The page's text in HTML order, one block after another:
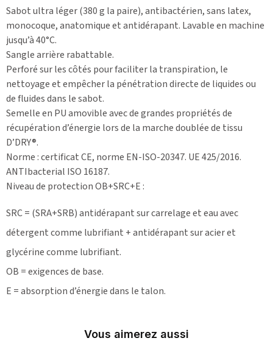
Sabot ultra léger (380 g la paire), antibactérien, sans latex,
monocoque, anatomique et antidérapant. Lavable en machine
jusqu’à 40°C.
Sangle arrière rabattable.
Perforé sur les côtés pour faciliter la transpiration, le
nettoyage et empêcher la pénétration directe de liquides ou
de fluides dans le sabot.
Semelle en PU amovible avec de grandes propriétés de
récupération d’énergie lors de la marche doublée de tissu
D’DRY®.
Norme : certificat CE, norme EN-ISO-20347. UE 425/2016.
ANTIbacterial ISO 16187.
Niveau de protection OB+SRC+E :
SRC = (SRA+SRB) antidérapant sur carrelage et eau avec
détergent comme lubrifiant + antidérapant sur acier et
glycérine comme lubrifiant.
OB = exigences de base.
E = absorption d’énergie dans le talon.
Vous aimerez aussi